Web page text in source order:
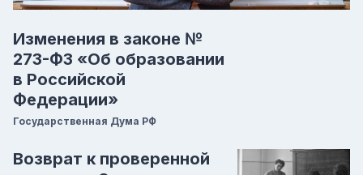
Изменения в законе №
273-ФЗ «Об образовании
в Российской
Федерации»
Государственная Дума РФ
Возврат к проверенной